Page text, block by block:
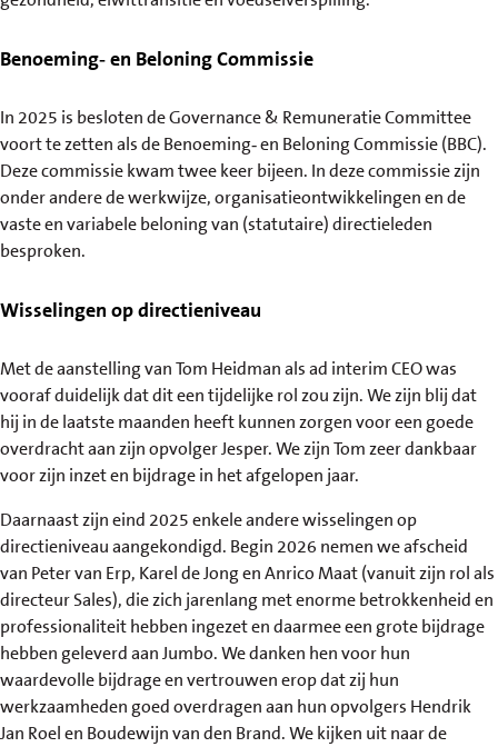
Benoeming‑ en Beloning Commissie
In 2025 is besloten de Governance & Remuneratie Committee
voort te zetten als de Benoeming‑ en Beloning Commissie (BBC).
Deze commissie kwam twee keer bijeen. In deze commissie zijn
onder andere de werkwijze, organisatieontwikkelingen en de
vaste en variabele beloning van (statutaire) directieleden
besproken.
Wisselingen op directieniveau
Met de aanstelling van Tom Heidman als ad interim CEO was
vooraf duidelijk dat dit een tijdelijke rol zou zijn. We zijn blij dat
hij in de laatste maanden heeft kunnen zorgen voor een goede
overdracht aan zijn opvolger Jesper. We zijn Tom zeer dankbaar
voor zijn inzet en bijdrage in het afgelopen jaar.
Daarnaast zijn eind 2025 enkele andere wisselingen op
directieniveau aangekondigd. Begin 2026 nemen we afscheid
van Peter van Erp, Karel de Jong en Anrico Maat (vanuit zijn rol als
directeur Sales), die zich jarenlang met enorme betrokkenheid en
professionaliteit hebben ingezet en daarmee een grote bijdrage
hebben geleverd aan Jumbo. We danken hen voor hun
waardevolle bijdrage en vertrouwen erop dat zij hun
werkzaamheden goed overdragen aan hun opvolgers Hendrik
Jan Roel en Boudewijn van den Brand. We kijken uit naar de